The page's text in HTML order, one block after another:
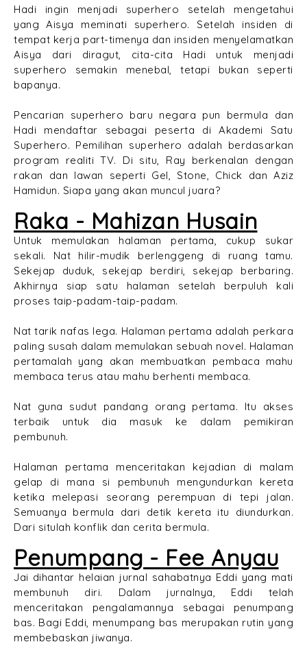
Hadi ingin menjadi superhero setelah mengetahui
yang Aisya meminati superhero. Setelah insiden di
tempat kerja part-timenya dan insiden menyelamatkan
Aisya dari diragut, cita-cita Hadi untuk menjadi
superhero semakin menebal, tetapi bukan seperti
bapanya.
Pencarian superhero baru negara pun bermula dan
Hadi mendaftar sebagai peserta di Akademi Satu
Superhero. Pemilihan superhero adalah berdasarkan
program realiti TV. Di situ, Ray berkenalan dengan
rakan dan lawan seperti Gel, Stone, Chick dan Aziz
Hamidun. Siapa yang akan muncul juara?
Raka - Mahizan Husain
Untuk memulakan halaman pertama, cukup sukar
sekali. Nat hilir-mudik berlenggeng di ruang tamu.
Sekejap duduk, sekejap berdiri, sekejap berbaring.
Akhirnya siap satu halaman setelah berpuluh kali
proses taip-padam-taip-padam.
Nat tarik nafas lega. Halaman pertama adalah perkara
paling susah dalam memulakan sebuah novel. Halaman
pertamalah yang akan membuatkan pembaca mahu
membaca terus atau mahu berhenti membaca.
Nat guna sudut pandang orang pertama. Itu akses
terbaik untuk dia masuk ke dalam pemikiran
pembunuh.
Halaman pertama menceritakan kejadian di malam
gelap di mana si pembunuh mengundurkan kereta
ketika melepasi seorang perempuan di tepi jalan.
Semuanya bermula dari detik kereta itu diundurkan.
Dari situlah konflik dan cerita bermula.
Penumpang - Fee Anyau
Jai dihantar helaian jurnal sahabatnya Eddi yang mati
membunuh diri. Dalam jurnalnya, Eddi telah
menceritakan pengalamannya sebagai penumpang
bas. Bagi Eddi, menumpang bas merupakan rutin yang
membebaskan jiwanya.